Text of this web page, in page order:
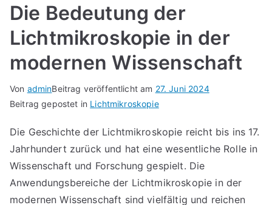
Die Bedeutung der
Lichtmikroskopie in der
modernen Wissenschaft
Von adminBeitrag veröffentlicht am 27. Juni 2024
Beitrag gepostet in Lichtmikroskopie
Die Geschichte der Lichtmikroskopie reicht bis ins 17.
Jahrhundert zurück und hat eine wesentliche Rolle in
Wissenschaft und Forschung gespielt. Die
Anwendungsbereiche der Lichtmikroskopie in der
modernen Wissenschaft sind vielfältig und reichen